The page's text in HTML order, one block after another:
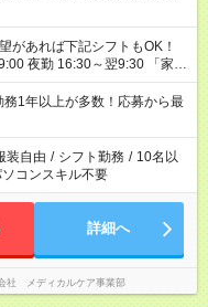
勤 16:30～翌9:30 「家族
って夕飯の準備がしたい」
ど、ご希望を教えてください
合計で週40時間を超える場
務1年以上が多数！応募から最
装自由 / シフト勤務 / 10名以
コンスキル不要
詳細へ
社 メディカルケア事業部